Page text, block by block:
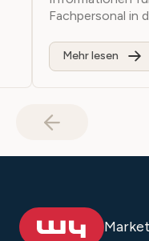
Fachpersonal in
Mehr lesen